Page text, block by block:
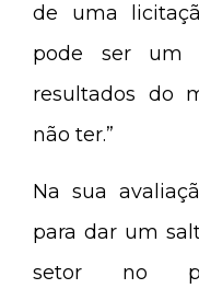
de uma
pode ser um
resultados do
não ter.”
Na sua
para dar um
setor no